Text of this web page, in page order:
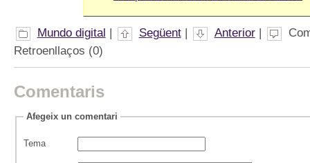
Mundo digital | Següent| Anterior|
Retroenllaços (0)
Comentaris
Afegeix un comentari
Tema